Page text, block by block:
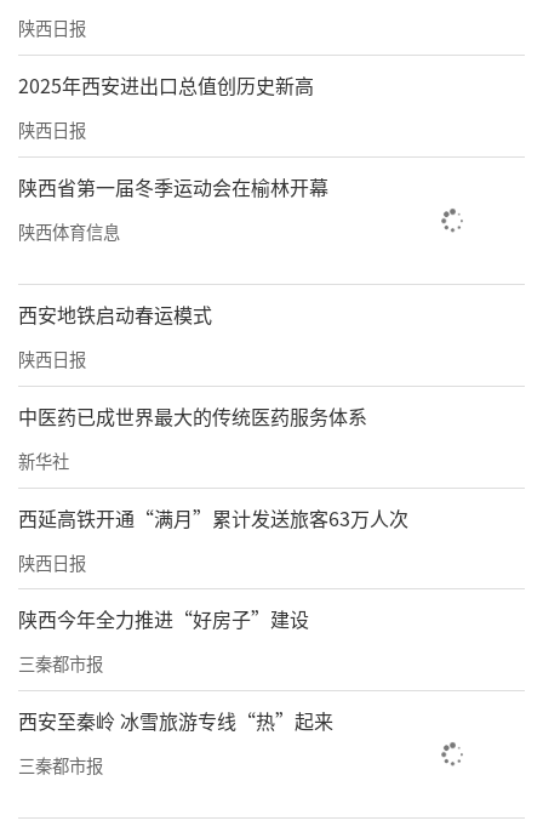
陕西日报
2025年西安进出口总值创历史新高
陕西日报
陕西省第一届冬季运动会在榆林开幕
陕西体育信息
西安地铁启动春运模式
陕西日报
中医药已成世界最大的传统医药服务体系
新华社
西延高铁开通“满月”累计发送旅客63万人次
陕西日报
陕西今年全力推进“好房子”建设
三秦都市报
西安至秦岭 冰雪旅游专线“热”起来
三秦都市报